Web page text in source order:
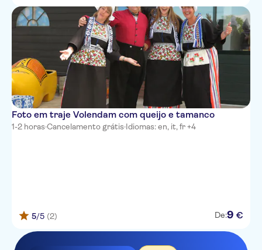
Foto em traje Volendam com queijo e tamanco
1-2 horas·Cancelamento grátis·Idiomas: en, it, fr +4
5/5 (2) De:9 €